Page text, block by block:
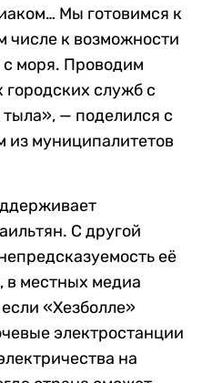
Мы готовимся к
числе к возможности
моря. Проводим
городских служб с
— поделился с
из муниципалитетов
С другой
её
в местных медиа
«Хезболле»
электростанции
на